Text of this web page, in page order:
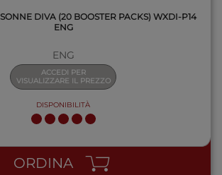
DIVA (20 BOOSTER PACKS) WXDI-P14
ENG
ENG
ACCEDI PER
VISUALIZZARE IL PREZZO
DISPONIBILITÀ
ORDINA
QUICK VIEW